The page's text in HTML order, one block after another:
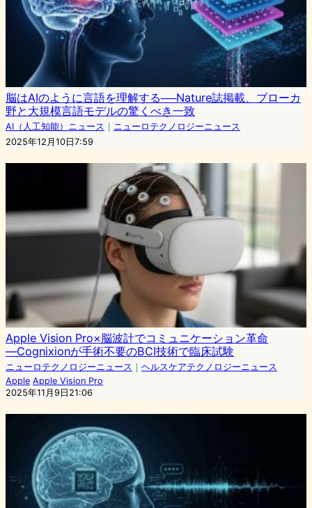
脳はAIのように言語を理解する──Nature誌掲載、ブローカ
野と大規模言語モデルの驚くべき一致
AI（人工知能）ニュース ｜ ニューロテクノロジーニュース
2025年12月10日7:59
Apple Vision Pro×脳波計でコミュニケーション革命
―Cognixionが手術不要のBCI技術で臨床試験
ニューロテクノロジーニュース ｜ ヘルスケアテクノロジーニュース
Apple Apple Vision Pro
2025年11月9日21:06